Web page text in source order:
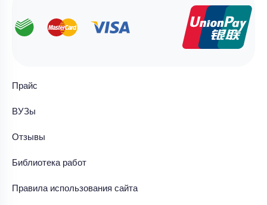
Прайс
ВУЗы
Отзывы
Библиотека работ
Правила использования сайта